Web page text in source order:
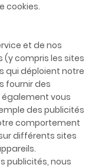
cookies.
et de nos
(y compris les sites
qui déploient notre
fournir des
vous
des publicités
comportement
différents sites
publicités, nous